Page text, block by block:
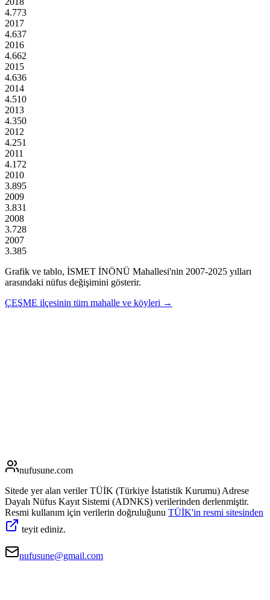
4.773
2017
4.637
2016
4.662
2015
4.636
2014
4.510
2013
4.350
2012
4.251
2011
4.172
2010
3.895
2009
3.831
2008
3.728
2007
3.385
Grafik ve tablo, İSMET İNÖNÜ Mahallesi'nin 2007-2025 yılları
arasındaki nüfus değişimini gösterir.
ÇEŞME ilçesinin tüm mahalle ve köyleri →
nufusune.com
Sitede yer alan veriler TÜİK (Türkiye İstatistik Kurumu) Adrese
Dayalı Nüfus Kayıt Sistemi (ADNKS) verilerinden derlenmiştir.
Resmi kullanım için verilerin doğruluğunu TÜİK'in resmi sitesinden
teyit ediniz.
nufusune@gmail.com